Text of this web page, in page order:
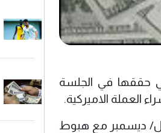
حققها في الجلسة
العملة الاميركية.
ديسمبر مع هبوط